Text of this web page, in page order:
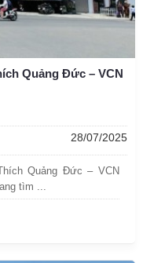
Quảng Đức – VCN
28/07/2025
Quảng Đức – VCN
tìm ...